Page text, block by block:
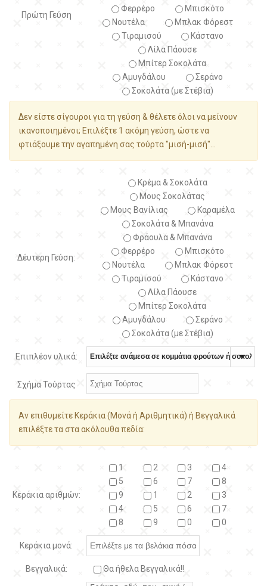
Πρώτη Γεύση
Φερρέρο
Μπισκότο
Νουτέλα
Μπλακ Φόρεστ
Τιραμισού
Κάστανο
Λίλα Πάουσε
Μπίτερ Σοκολάτα
Αμυγδάλου
Σεράνο
Σοκολάτα (με Στέβια)
Δεν είστε σίγουροι για τη γεύση & θέλετε όλοι να μείνουν
ικανοποιημένοι; Επιλέξτε 1 ακόμη γεύση, ώστε να
φτιάξουμε την αγαπημένη σας τούρτα "μισή-μισή"...
Δέυτερη Γεύση:
Κρέμα & Σοκολάτα
Μους Σοκολάτας
Μους Βανίλιας
Καραμέλα
Σοκολάτα & Μπανάνα
Φράουλα & Μπανάνα
Φερρέρο
Μπισκότο
Νουτέλα
Μπλακ Φόρεστ
Τιραμισού
Κάστανο
Λίλα Πάουσε
Μπίτερ Σοκολάτα
Αμυγδάλου
Σεράνο
Σοκολάτα (με Στέβια)
Επιπλέον υλικά:
Σχήμα Τούρτας
Αν επιθυμείτε Κεράκια (Μονά ή Αριθμητικά) ή Βεγγαλικά
επιλέξτε τα στα ακόλουθα πεδία:
Κεράκια αριθμών:
1 2 3
4
5
6 7
8
9
1 2
3
4
5 6
7
8
9 0 0
Κεράκια μονά:
Βεγγαλικά: Θα ήθελα Βεγγαλικά!!